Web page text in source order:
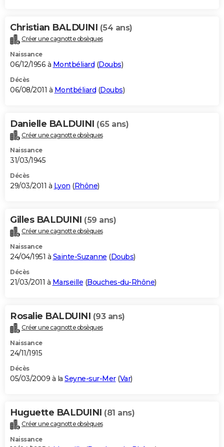
Christian BALDUINI (54 ans)
Créer une cagnotte obsèques
Naissance
06/12/1956 à Montbéliard (Doubs)
Décès
06/08/2011 à Montbéliard (Doubs)
Danielle BALDUINI (65 ans)
Créer une cagnotte obsèques
Naissance
31/03/1945
Décès
29/03/2011 à Lyon (Rhône)
Gilles BALDUINI (59 ans)
Créer une cagnotte obsèques
Naissance
24/04/1951 à Sainte-Suzanne (Doubs)
Décès
21/03/2011 à Marseille (Bouches-du-Rhône)
Rosalie BALDUINI (93 ans)
Créer une cagnotte obsèques
Naissance
24/11/1915
Décès
05/03/2009 à la Seyne-sur-Mer(Var)
Huguette BALDUINI (81 ans)
Créer une cagnotte obsèques
Naissance